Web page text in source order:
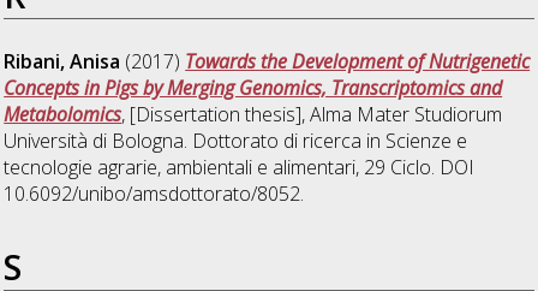
Ribani, Anisa (2017) Towards the Development of Nutrigenetic
Concepts in Pigs by Merging Genomics, Transcriptomics and
Metabolomics, [Dissertation thesis], Alma Mater Studiorum
Università di Bologna. Dottorato di ricerca in Scienze e
tecnologie agrarie, ambientali e alimentari, 29 Ciclo. DOI
10.6092/unibo/amsdottorato/8052.
S